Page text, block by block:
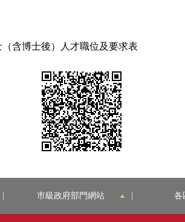
含博士後）人才職位及要求表
市級政府部門網站 各